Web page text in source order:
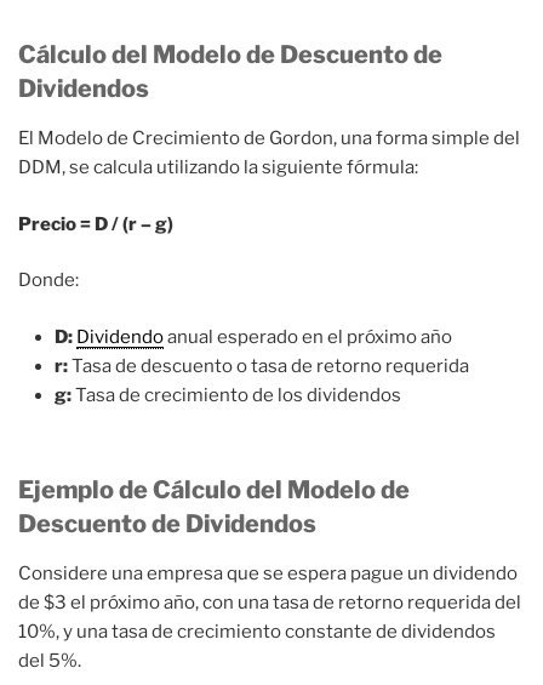
Cálculo del Modelo de Descuento de
Dividendos
El Modelo de Crecimiento de Gordon, una forma simple del
DDM, se calcula utilizando la siguiente fórmula:
Precio = D / (r – g)
Donde:
D: Dividendoanual esperado en el próximo año
r:Tasa de descuento o tasa de retorno requerida
g:Tasa de crecimiento de los dividendos
Ejemplo de Cálculo del Modelo de
Descuento de Dividendos
Considere una empresa que se espera pague un dividendo
de $3 el próximo año, con una tasa de retorno requerida del
10%, y una tasa de crecimiento constante de dividendos
del 5%.